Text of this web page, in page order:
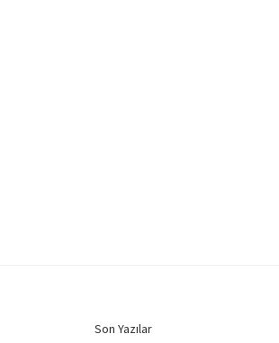
Son Yazılar